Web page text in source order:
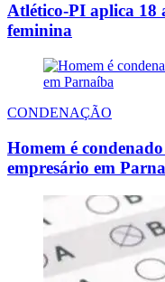
Atlético-PI aplica 18
feminina
CONDENAÇÃO
Homem é
empresário em